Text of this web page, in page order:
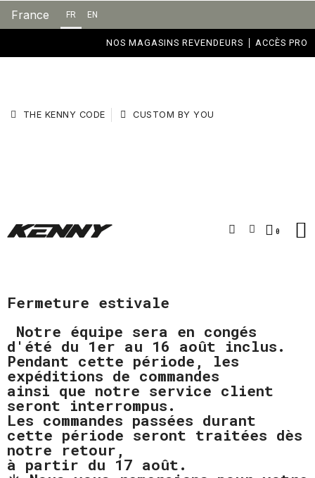
France FR EN
NOS MAGASINS REVENDEURS ACCÈS PRO
THE KENNY CODE CUSTOM BY YOU
Fermeture estivale
Notre équipe sera en congés
d'été du 1er au 16 août inclus.
Pendant cette période, les
expéditions de commandes
ainsi que notre service client
seront interrompus.
Les commandes passées durant
cette période seront traitées dès
notre retour,
à partir du 17 août.